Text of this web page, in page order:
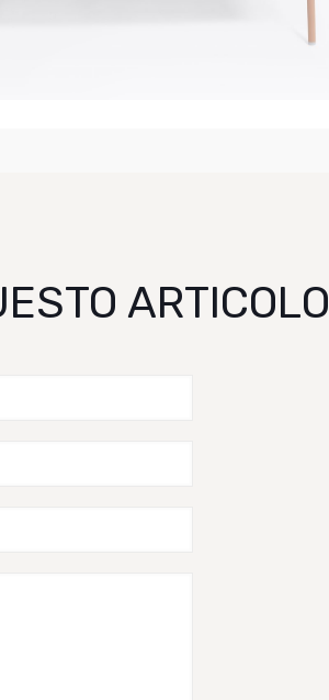
ARTICOLO